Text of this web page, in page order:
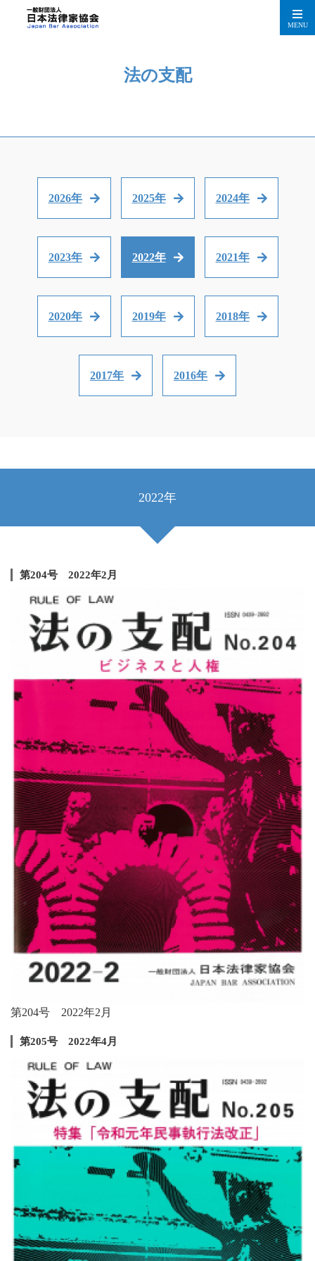
MENU
法の支配
2026年 2025年 2024年
2023年 2022年 2021年
2020年 2019年 2018年
2017年 2016年
2022年
第204号 2022年2月
第204号 2022年2月
第205号 2022年4月